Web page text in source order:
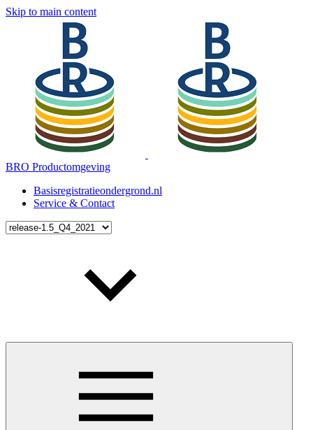
Skip to main content
BRO Productomgeving
Basisregistratieondergrond.nl
Service & Contact